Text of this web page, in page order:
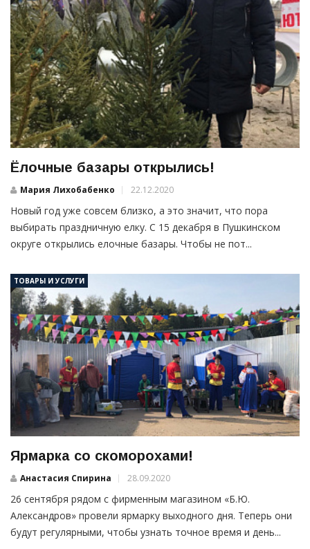
Ёлочные базары открылись!
Мария Лихобабенко 22.12.2020
Новый год уже совсем близко, а это значит, что пора
выбирать праздничную елку. С 15 декабря в Пушкинском
округе открылись елочные базары. Чтобы не пот...
ТОВАРЫ И УСЛУГИ
Ярмарка со скоморохами!
Анастасия Спирина 28.09.2020
26 сентября рядом с фирменным магазином «Б.Ю.
Александров» провели ярмарку выходного дня. Теперь они
будут регулярными, чтобы узнать точное время и день...